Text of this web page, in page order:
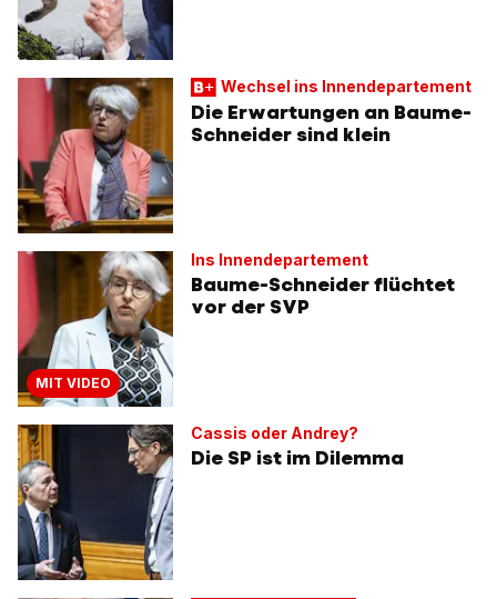
Wechsel ins Innendepartement
Die Erwartungen an Baume-
Schneider sind klein
MIT VIDEO
Ins Innendepartement
Baume-Schneider flüchtet
vor der SVP
Cassis oder Andrey?
Die SP ist im Dilemma